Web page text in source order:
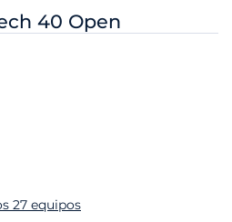
40 Open
27 equipos